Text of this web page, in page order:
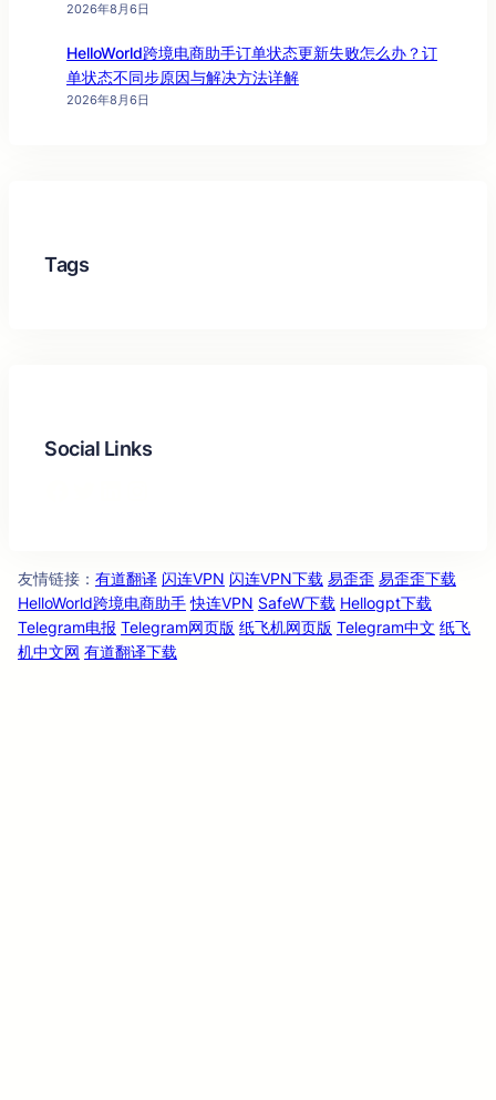
2026年8月6日
HelloWorld跨境电商助手订单状态更新失败怎么办？订
单状态不同步原因与解决方法详解
2026年8月6日
Tags
Social Links
友情链接 ： 有道翻译 闪连VPN 闪连VPN下载 易歪歪 易歪歪下载
HelloWorld跨境电商助手 快连VPN SafeW下载 Hellogpt下载
Telegram电报 Telegram网页版 纸飞机网页版 Telegram中文 纸飞
机中文网 有道翻译下载